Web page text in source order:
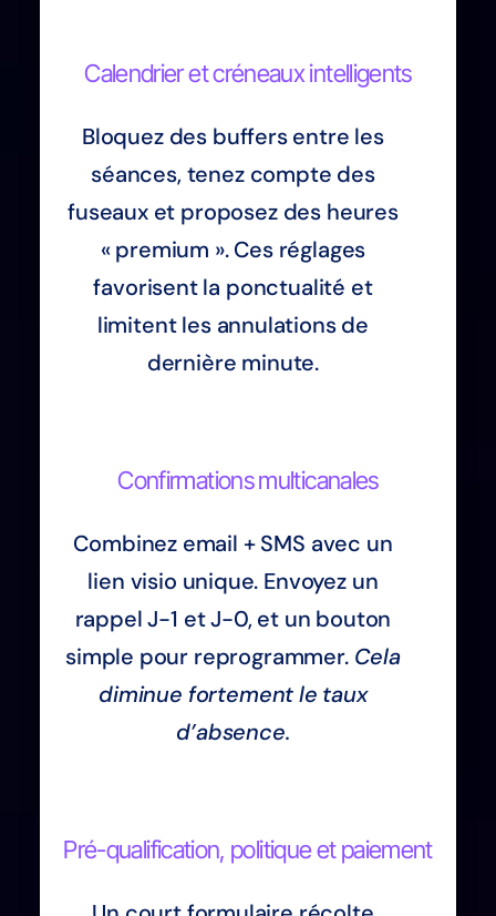
Calendrier et créneaux intelligents
Bloquez des buffers entre les
séances, tenez compte des
fuseaux et proposez des heures
« premium ». Ces réglages
favorisent la ponctualité et
limitent les annulations de
dernière minute.
Confirmations multicanales
Combinez email + SMS avec un
lien visio unique. Envoyez un
rappel J-1 et J-0, et un bouton
simple pour reprogrammer. Cela
diminue fortement le taux
d’absence.
Pré-qualification, politique et paiement